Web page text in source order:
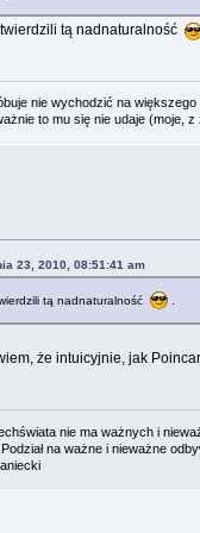
tą nadnaturalność
nie wychodzić na większego
to mu się nie udaje (moje, z
23, 2010, 08:51:41 am
tą nadnaturalność .
że intuicyjnie, jak
nie ma ważnych i
na ważne i nieważne